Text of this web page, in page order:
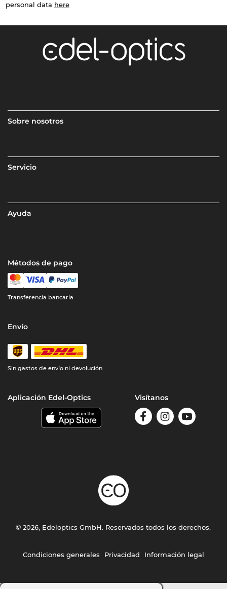
personal data here
Sobre nosotros
Servicio
Ayuda
Métodos de pago
Transferencia bancaria
Envío
Sin gastos de envío ni devolución
Aplicación Edel-Optics Visítanos
Condiciones generales Privacidad Información legal
© 2026, Edeloptics GmbH. Reservados todos los derechos.